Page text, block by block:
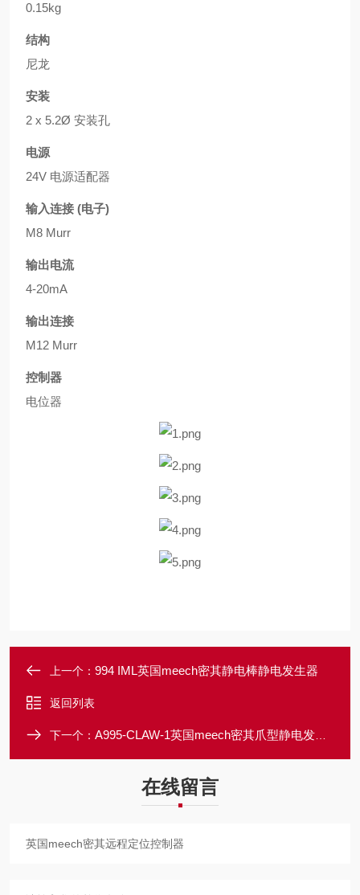
0.15kg
结构
尼龙
安装
2 x 5.2Ø 安装孔
电源
24V 电源适配器
输入连接 (电子)
M8 Murr
输出电流
4-20mA
输出连接
M12 Murr
控制器
电位器
上一个： 994 IML英国meech密其静电棒静电发生器
返回列表
下一个： A995-CLAW-1英国meech密其爪型静电发生头
在线留言